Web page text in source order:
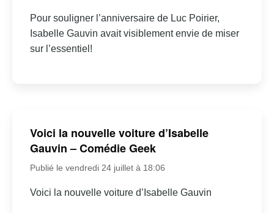
Pour souligner l’anniversaire de Luc Poirier,
Isabelle Gauvin avait visiblement envie de miser
sur l’essentiel!
Voici la nouvelle voiture d’Isabelle
Gauvin – Comédie Geek
Publié le vendredi 24 juillet à 18:06
Voici la nouvelle voiture d’Isabelle Gauvin